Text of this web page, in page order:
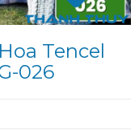
Tencel
026